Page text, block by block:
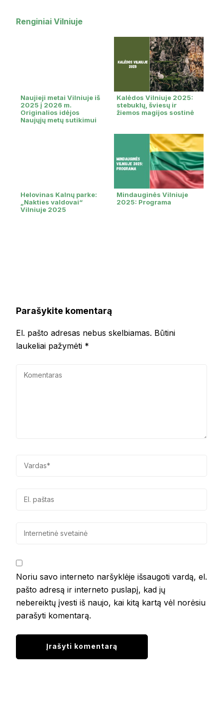
Renginiai Vilniuje
Naujieji metai Vilniuje iš
2025 į 2026 m.
Originalios idėjos
Naujųjų metų sutikimui
Kalėdos Vilniuje 2025:
stebuklų, šviesų ir
žiemos magijos sostinė
Helovinas Kalnų parke:
„Nakties valdovai“
Vilniuje 2025
Mindauginės Vilniuje
2025: Programa
Parašykite komentarą
El. pašto adresas nebus skelbiamas. Būtini
laukeliai pažymėti *
Noriu savo interneto naršyklėje išsaugoti vardą, el.
pašto adresą ir interneto puslapį, kad jų
nebereiktų įvesti iš naujo, kai kitą kartą vėl norėsiu
parašyti komentarą.